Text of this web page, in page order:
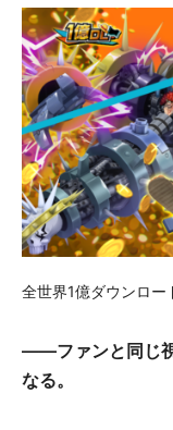
全世界1億ダウンロー
――ファンと同じ
なる。